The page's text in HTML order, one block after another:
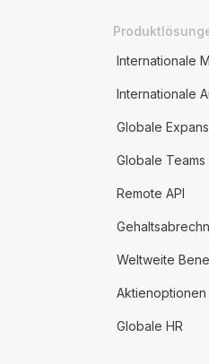
Internationale
Internationale
Globale
Globale
Remote API
Weltweite
Aktienoptionen
Globale HR